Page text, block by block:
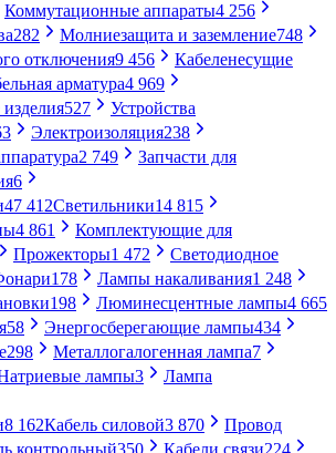
Коммутационные аппараты4 256
282 Молниезащита и заземление748
отключения9 456
Кабеленесущие
арматура4 969
527
Устройства
Электроизоляция238
2 749
Запчасти для
6
47 412Светильники14 815
4 861
Комплектующие для
Прожекторы1 472
Светодиодное
178 Лампы накаливания1 248
198 Люминесцентные лампы4 665
58 Энергосберегающие лампы434
298 Металлогалогенная лампа7
лампы3
Лампа
8 162Кабель силовой3 870
Провод
контрольный350 Кабели связи224